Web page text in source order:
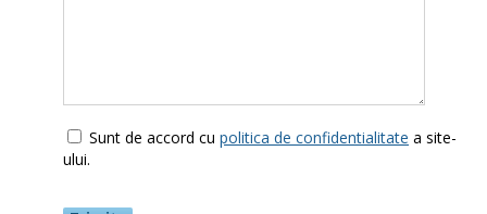
Sunt de accord cu politica de confidentialitate a site-
ului.